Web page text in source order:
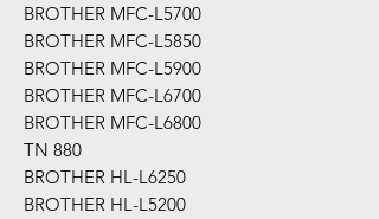
BROTHER MFC-L5700
BROTHER MFC-L5850
BROTHER MFC-L5900
BROTHER MFC-L6700
BROTHER MFC-L6800
TN 880
BROTHER HL-L6250
BROTHER HL-L5200